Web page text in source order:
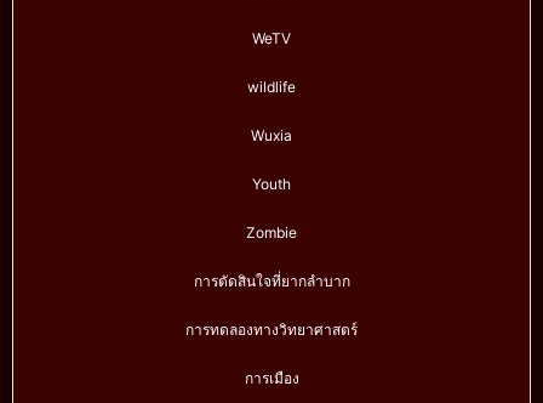
WeTV
wildlife
Wuxia
Youth
Zombie
การตัดสินใจที่ยากลำบาก
การทดลองทางวิทยาศาสตร์
การเมือง